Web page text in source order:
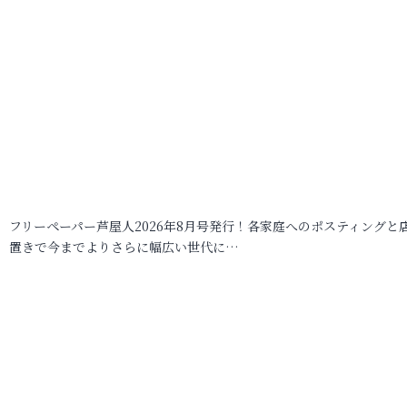
フリーペーパー芦屋人2026年8月号発行！各家庭へのポスティングと
置きで今までよりさらに幅広い世代に…